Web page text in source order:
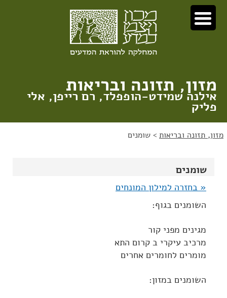
דלג
לתוכן
דלג
לניווט
מזון, תזונה ובריאות
אילנה שמידט-הופפלד, רם רייפן, אלי
פליק
מזון, תזונה ובריאות > שומנים
שומנים
« בחזרה למילון המונחים
השומנים בגוף:
מגינים מפני קור
מרכיב עיקרי ב קרום התא
מומרים לחומרים אחרים
השומנים במזון: